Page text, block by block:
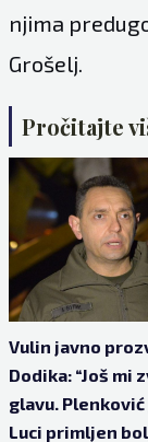
njima
Grošelj.
Pročitajte
Vulin javno
Dodika: “Još mi
glavu. Plenković
Luci primljen